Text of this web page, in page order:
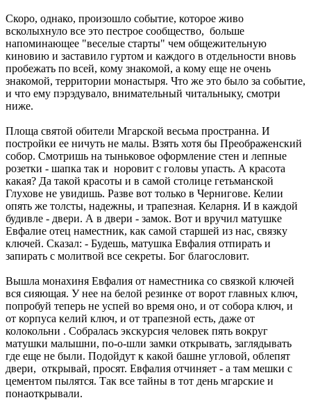
Скоро, однако, произошло событие, которое живо
всколыхнуло все это пестрое сообщество, больше
напоминающее "веселые старты" чем общежительную
киновию и заставило гуртом и каждого в отдельности вновь
пробежать по всей, кому знакомой, а кому еще не очень
знакомой, территории монастыря. Что же это было за событие,
и что ему пэрэдувало, внимательный читальныку, смотри
ниже.
Площа святой обители Мгарской весьма пространна. И
постройки ее ничуть не малы. Взять хотя бы Преображенский
собор. Смотришь на тыньковое оформление стен и лепные
розетки - шапка так и норовит с головы упасть. А красота
какая? Да такой красоты и в самой столице гетьманской
Глухове не увидишь. Разве вот только в Чернигове. Келии
опять же толсты, надежны, и трапезная. Келарня. И в каждой
будивле - двери. А в двери - замок. Вот и вручил матушке
Евфалие отец наместник, как самой старшей из нас, связку
ключей. Сказал: - Будешь, матушка Евфалия отпирать и
запирать с молитвой все секреты. Бог благословит.
Вышла монахиня Евфалия от наместника со связкой ключей
вся сияющая. У нее на белой резинке от ворот главных ключ,
попробуй теперь не успей во время оно, и от собора ключ, и
от корпуса келий ключ, и от трапезной есть, даже от
колокольни . Собралась экскурсия человек пять вокруг
матушки малышни, по-о-шли замки открывать, заглядывать
где еще не были. Подойдут к какой башне угловой, облепят
двери, открывай, просят. Евфалия отчиняет - а там мешки с
цементом пылятся. Так все тайны в тот день мгарские и
понаоткрывали.